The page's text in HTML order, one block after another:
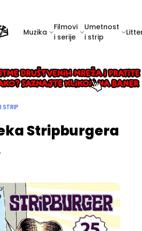
Muzika
Filmovi
i serije
Umetnost
i strip
STRIP
Stripburgera